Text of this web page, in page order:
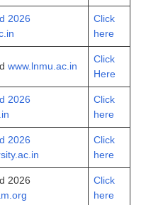
2026
Click
here
www.lnmu.ac.in
Click
Here
2026
Click
here
2026
Click
here
2026
Click
here